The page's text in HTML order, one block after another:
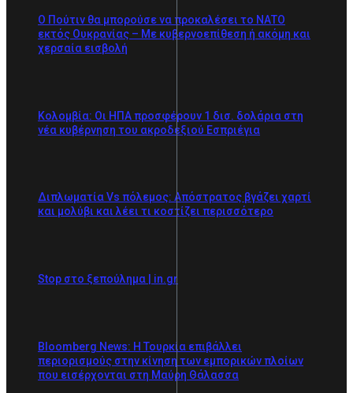
Ο Πούτιν θα μπορούσε να προκαλέσει το ΝΑΤΟ
εκτός Ουκρανίας – Με κυβερνοεπίθεση ή ακόμη και
χερσαία εισβολή
Κολομβία: Οι ΗΠΑ προσφέρουν 1 δισ. δολάρια στη
νέα κυβέρνηση του ακροδεξιού Εσπριέγια
Διπλωματία Vs πόλεμος: Απόστρατος βγάζει χαρτί
και μολύβι και λέει τι κοστίζει περισσότερο
Stop στο ξεπούλημα | in.gr
Bloomberg News: Η Τουρκία επιβάλλει
περιορισμούς στην κίνηση των εμπορικών πλοίων
που εισέρχονται στη Μαύρη Θάλασσα